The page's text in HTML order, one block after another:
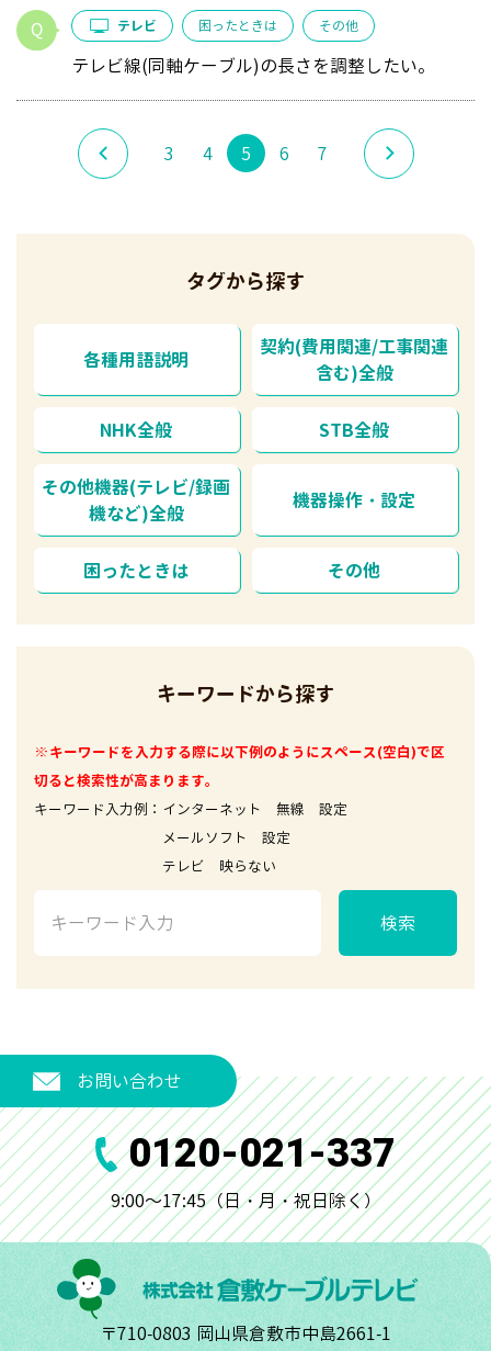
テレビ 困ったときは その他
テレビ線(同軸ケーブル)の長さを調整したい。
3 4 5 6 7
タグから探す
各種用語説明
契約(費用関連/工事関連
含む)全般
NHK全般 STB全般
その他機器(テレビ/録画
機など)全般
機器操作・設定
困ったときは その他
キーワードから探す
※キーワードを入力する際に以下例のようにスペース(空白)で区
切ると検索性が高まります。
キーワード入力例：インターネット 無線 設定
メールソフト 設定
テレビ 映らない
検索
お問い合わせ
0120-021-337
9:00～17:45（日・月・祝日除く）
〒710-0803 岡山県倉敷市中島2661-1